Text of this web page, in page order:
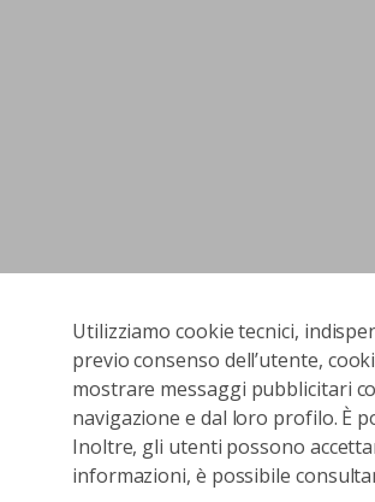
Utilizziamo cookie tecnici,
previo consenso dell’utente,
mostrare messaggi pubblicitari
navigazione e dal loro profilo. È
Inoltre, gli utenti possono
informazioni, è possibile